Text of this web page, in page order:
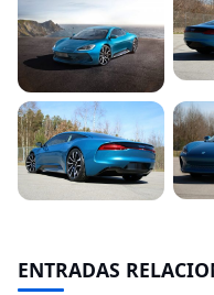
ENTRADAS